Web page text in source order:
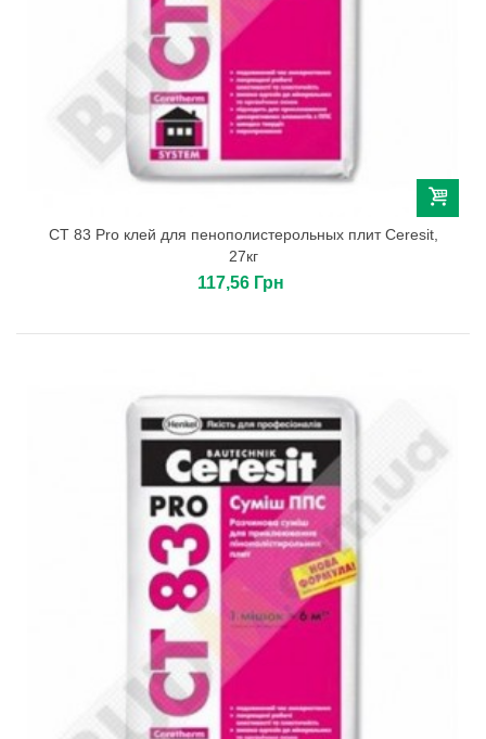
СТ 83 Pro клей для пенополистерольных плит Ceresit,
27кг
117,56 Грн